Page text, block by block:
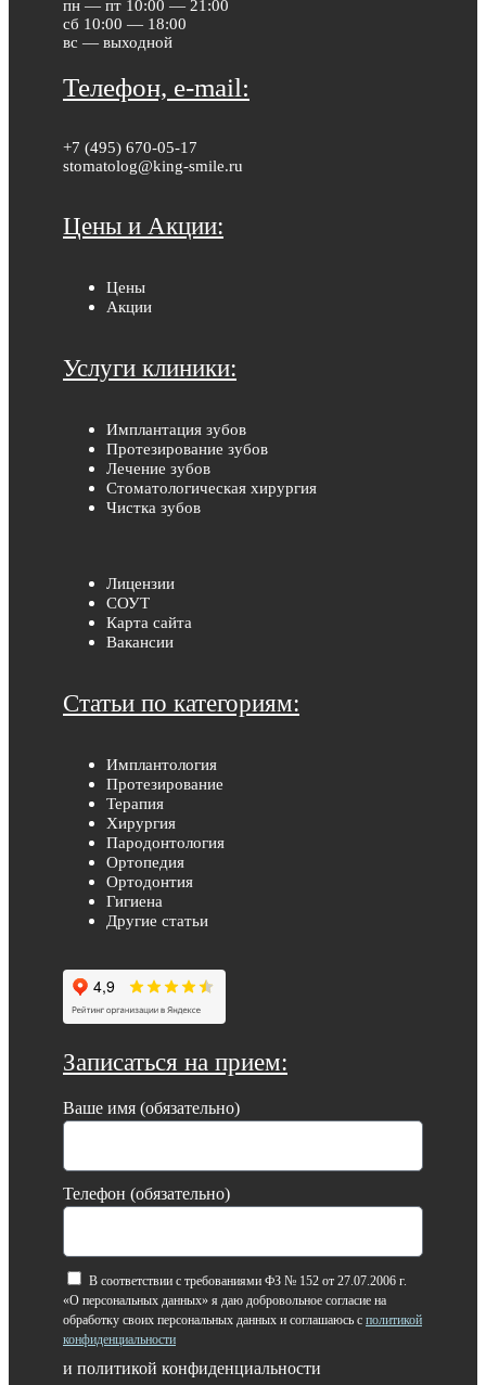
пн — пт 10:00 — 21:00
сб 10:00 — 18:00
вс — выходной
Телефон, e-mail:
+7 (495) 670-05-17
stomatolog@king-smile.ru
Цены и Акции:
Цены
Акции
Услуги клиники:
Имплантация зубов
Протезирование зубов
Лечение зубов
Стоматологическая хирургия
Чистка зубов
Лицензии
СОУТ
Карта сайта
Вакансии
Статьи по категориям:
Имплантология
Протезирование
Терапия
Хирургия
Пародонтология
Ортопедия
Ортодонтия
Гигиена
Другие статьи
Записаться на прием:
Ваше имя (обязательно)
Телефон (обязательно)
В соответствии с требованиями ФЗ № 152 от 27.07.2006 г.
«О персональных данных» я даю добровольное согласие на
обработку своих персональных данных и соглашаюсь с политикой
конфиденциальности
и политикой конфиденциальности